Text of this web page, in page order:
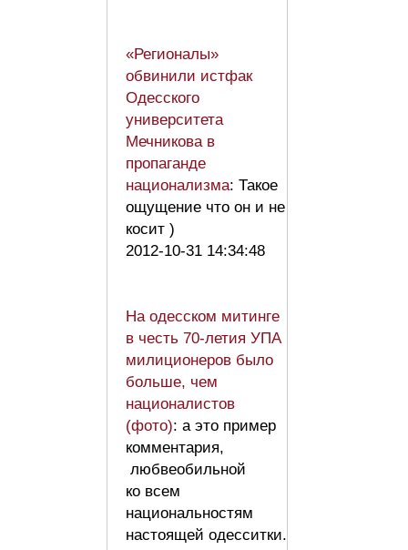
«Регионалы»
обвинили истфак
Одесского
университета
Мечникова в
пропаганде
национализма: Такое
ощущение что он и не
косит )
2012-10-31 14:34:48
На одесском митинге
в честь 70-летия УПА
милиционеров было
больше, чем
националистов
(фото): а это пример
комментария,
любвеобильной
ко всем
национальностям
настоящей одесситки.